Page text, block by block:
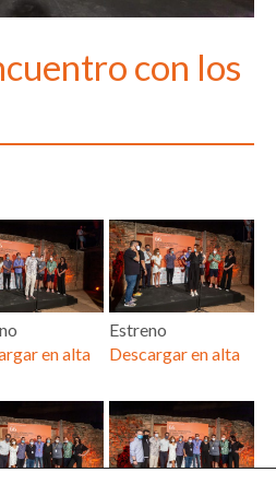
con los
en alta
Estreno
Descargar en alta